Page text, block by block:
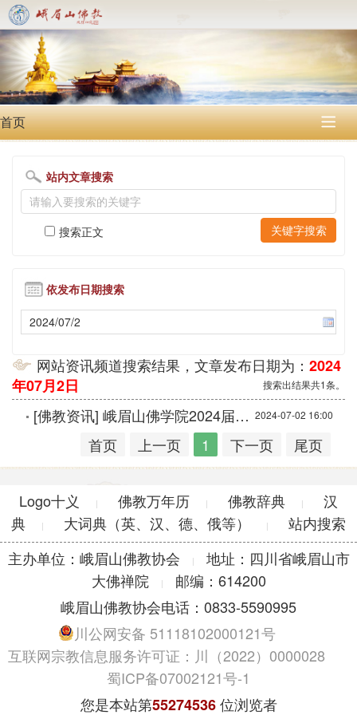
首页 
站内文章搜索
搜索正文
依发布日期搜索
网站资讯频道搜索结果，文章发布日期为： 2024
年07月2日
搜索出结果共1条。
2024-07-02 16:00
[佛教资讯] 峨眉山佛学院2024届毕业典礼圆满
首页
上一页 1 下一页 尾页
Logo十义 | 佛教万年历 | 佛教辞典 |
汉
典
| 大词典（英、汉、德、俄等） |
站内搜索
主办单位：峨眉山佛教协会
|
地址：四川省峨眉山市
大佛禅院
|
邮编：614200
峨眉山佛教协会电话：0833-5590995
川公网安备 51118102000121号
互联网宗教信息服务许可证：川（2022）0000028
蜀ICP备07002121号-1
您是本站第55274536位浏览者